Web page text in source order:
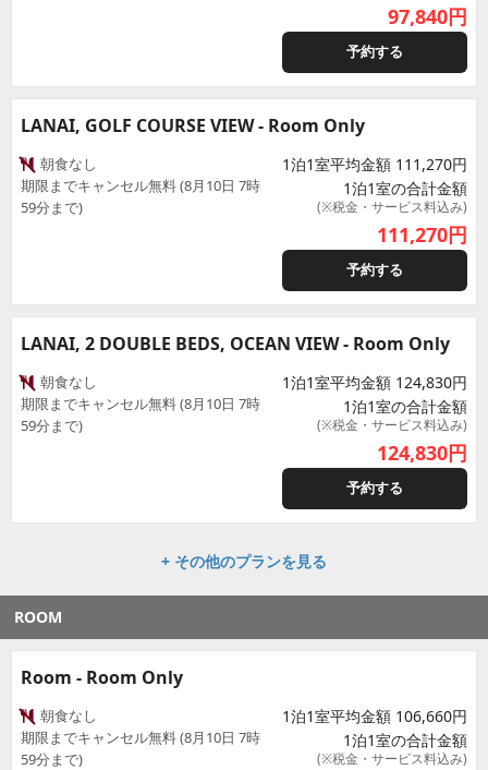
97,840円
予約する
LANAI, GOLF COURSE VIEW - Room Only
朝食なし
期限までキャンセル無料 (8月10日 7時
59分まで)
1泊1室平均金額 111,270円
1泊1室の合計金額
(※税金・サービス料込み)
111,270円
予約する
LANAI, 2 DOUBLE BEDS, OCEAN VIEW - Room Only
朝食なし
期限までキャンセル無料 (8月10日 7時
59分まで)
1泊1室平均金額 124,830円
1泊1室の合計金額
(※税金・サービス料込み)
124,830円
予約する
+ その他のプランを見る
ROOM
Room - Room Only
朝食なし
期限までキャンセル無料 (8月10日 7時
59分まで)
1泊1室平均金額 106,660円
1泊1室の合計金額
(※税金・サービス料込み)